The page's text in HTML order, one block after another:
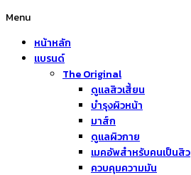
Menu
หน้าหลัก
แบรนด์
The Original
ดูแลสิวเสี้ยน
บำรุงผิวหน้า
มาส์ก
ดูแลผิวกาย
เมคอัพสำหรับคนเป็นสิว
ควบคุมความมัน